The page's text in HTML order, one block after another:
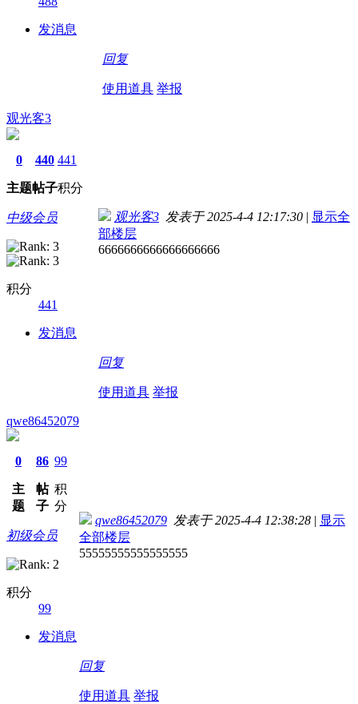
发消息
回复
使用道具 举报
观光客3
0
主题
440
帖子
441
积分
中级会员
积分
441
发消息
观光客3 发表于 2025-4-4 12:17:30 | 显示全
部楼层
6666666666666666666
回复
使用道具 举报
qwe86452079
0
主
题
86
帖
子
99
积
分
初级会员
积分
99
发消息
qwe86452079 发表于 2025-4-4 12:38:28 | 显示
全部楼层
55555555555555555
回复
使用道具 举报